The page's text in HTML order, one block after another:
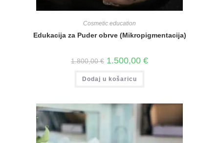
Cosmetic education
Edukacija za Puder obrve (Mikropigmentacija)
1.800,00€ 1.500,00 €
Dodaj u košaricu